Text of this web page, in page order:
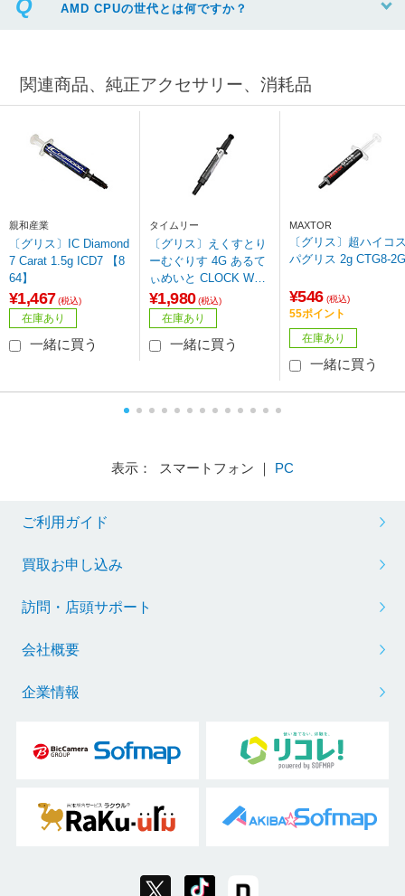
AMD CPUの世代とは何ですか？
関連商品、純正アクセサリー、消耗品
親和産業
〔グリス〕IC Diamond
7 Carat 1.5g ICD7 【8
64】
¥1,467 (税込)
在庫あり
一緒に買う
タイムリー
〔グリス〕えくすとり
ーむぐりす 4G あるて
ぃめいと CLOCK WO
RK TEA PARTY グレ
ー CWTP-EG4GUL
【864】
¥1,980 (税込)
在庫あり
一緒に買う
MAXTOR
〔グリス〕超ハイコ
パグリス 2g CTG8-2G
¥546 (税込)
55ポイント
在庫あり
一緒に買う
表示： スマートフォン ｜ PC
ご利用ガイド
買取お申し込み
訪問・店頭サポート
会社概要
企業情報